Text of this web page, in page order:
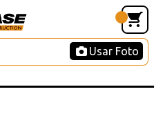
Usar Foto